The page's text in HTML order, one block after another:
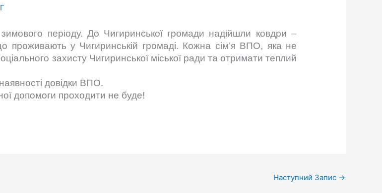
періоду. До Чигиринської громади надійшли ковдри –
проживають у Чигиринській громаді. Кожна сім’я ВПО, яка не
захисту Чигиринської міської ради та отримати теплий
довідки ВПО.
допомоги проходити не буде!
Наступний Запис →